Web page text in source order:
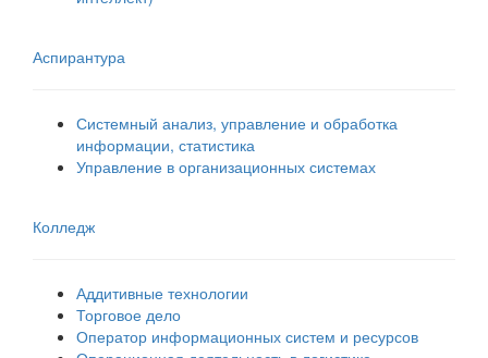
Аспирантура
Системный анализ, управление и обработка
информации, статистика
Управление в организационных системах
Колледж
Аддитивные технологии
Торговое дело
Оператор информационных систем и ресурсов